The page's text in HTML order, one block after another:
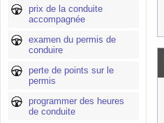
prix de la conduite
accompagnée
examen du permis de
conduire
perte de points sur le
permis
programmer des heures
de conduite